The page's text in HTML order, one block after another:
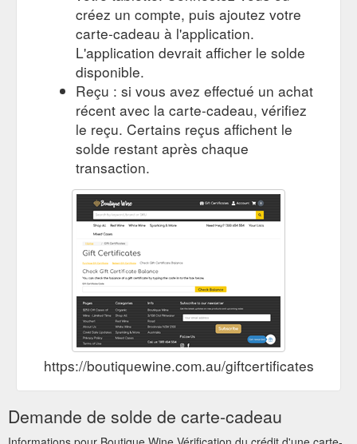
créez un compte, puis ajoutez votre
carte-cadeau à l'application.
L'application devrait afficher le solde
disponible.
Reçu : si vous avez effectué un achat
récent avec la carte-cadeau, vérifiez
le reçu. Certains reçus affichent le
solde restant après chaque
transaction.
https://boutiquewine.com.au/
Demande de solde de carte-cadeau